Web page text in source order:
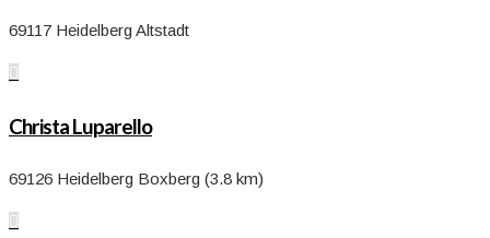
69117 Heidelberg Altstadt

Christa Luparello
69126 Heidelberg Boxberg (3.8 km)
